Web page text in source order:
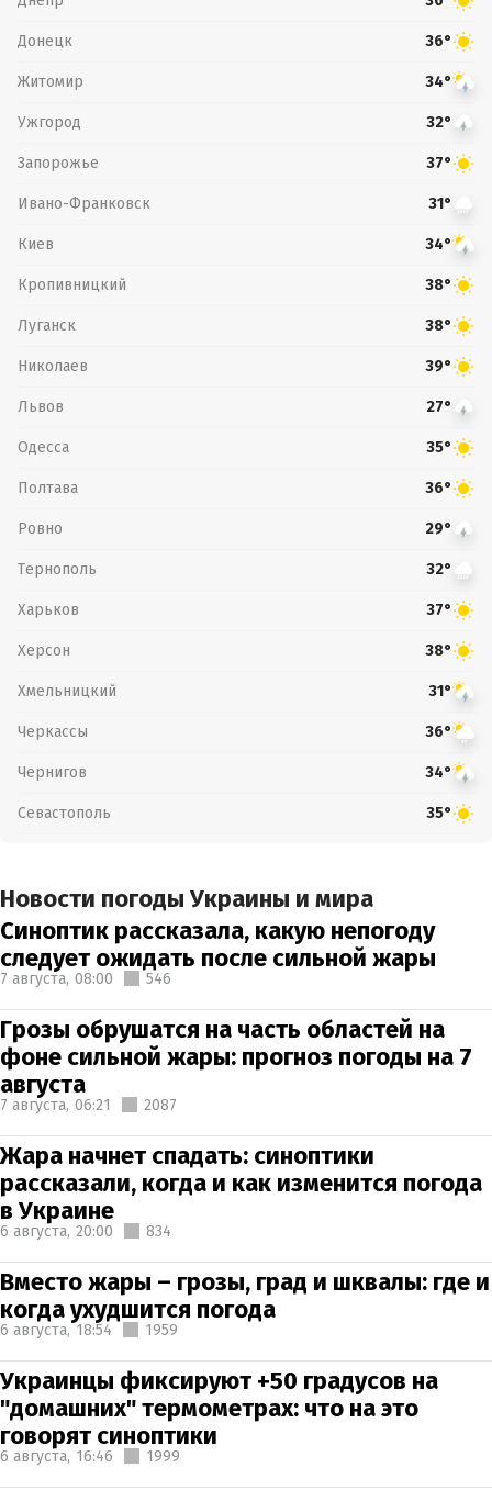
Донецк 36°
Житомир 34°
Ужгород 32°
Запорожье 37°
Ивано-Франковск 31°
Киев 34°
Кропивницкий 38°
Луганск 38°
Николаев 39°
Львов 27°
Одесса 35°
Полтава 36°
Ровно 29°
Тернополь 32°
Харьков 37°
Херсон 38°
Хмельницкий 31°
Черкассы 36°
Чернигов 34°
Севастополь 35°
Новости погоды Украины и мира
Синоптик рассказала, какую непогоду
следует ожидать после сильной жары
7 августа, 08:00 546
Грозы обрушатся на часть областей на
фоне сильной жары: прогноз погоды на 7
августа
7 августа, 06:21 2087
Жара начнет спадать: синоптики
рассказали, когда и как изменится погода
в Украине
6 августа, 20:00 834
Вместо жары – грозы, град и шквалы: где и
когда ухудшится погода
6 августа, 18:54 1959
Украинцы фиксируют +50 градусов на
"домашних" термометрах: что на это
говорят синоптики
6 августа, 16:46 1999